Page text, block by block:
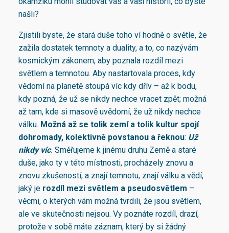
našli?
Zjistili byste, že stará duše toho ví hodně o světle, že
zažila dostatek temnoty a duality, a to, co nazývám
kosmickým zákonem, aby poznala rozdíl mezi
světlem a temnotou. Aby nastartovala proces, kdy
vědomí na planetě stoupá víc kdy dřív – až k bodu,
kdy pozná, že už se nikdy nechce vracet zpět; možná
až tam, kde si masově uvědomí, že už nikdy nechce
válku. Možná až se tolik zemí a tolik kultur spojí
dohromady, kolektivně povstanou a řeknou: Už
nikdy víc. Směřujeme k jinému druhu Země a staré
duše, jako ty v této místnosti, procházely znovu a
znovu zkušeností, a znají temnotu, znají válku a vědí,
jaký je rozdíl mezi světlem a pseudosvětlem –
věcmi, o kterých vám možná tvrdili, že jsou světlem,
ale ve skutečnosti nejsou. Vy poznáte rozdíl, drazí,
protože v sobě máte záznam, který by si žádný